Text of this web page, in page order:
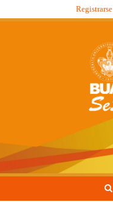
Registrarse